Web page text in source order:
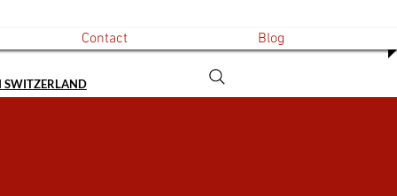
Contact Blog
SWITZERLAND